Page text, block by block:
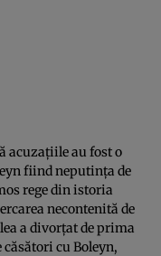
acuzațiile au fost o
fiind neputința de
rege din istoria
necontenită de
a divorțat de prima
cu Boleyn,